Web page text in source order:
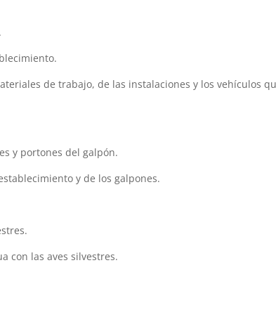
de trabajo, de las instalaciones y los vehículos
y portones del galpón.
y de los galpones.
con las aves silvestres.